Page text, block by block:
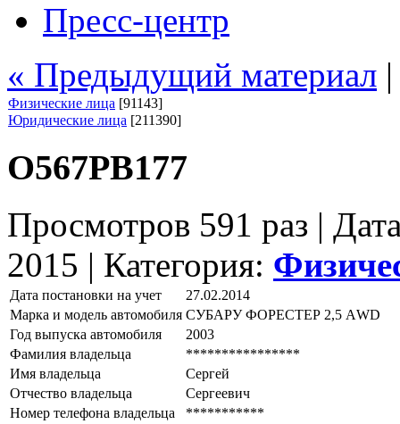
Пресс-центр
« Предыдущий материал
Физические лица [91143]
Юридические лица [211390]
О567РВ177
Просмотров 591 раз |
2015 | Категория:
Дата постановки на учет
27.02.2014
Марка и модель автомобиля СУБАРУ ФОРЕСТЕР 2,5 АWD
Год выпуска автомобиля
2003
Фамилия владельца
****************
Имя владельца
Сергей
Отчество владельца
Сергеевич
Номер телефона владельца
***********